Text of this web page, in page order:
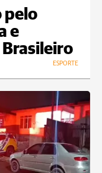
pelo
e
ESPORTE